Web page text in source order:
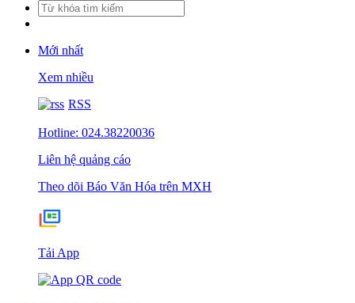
Mới nhất
Xem nhiều
RSS
Hotline: 024.38220036
Liên hệ quảng cáo
Theo dõi Báo Văn Hóa trên MXH
Tải App